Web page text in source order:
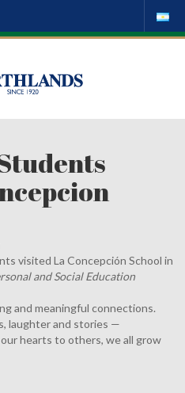
visited La Concepción School in
and Social Education
and meaningful connections.
laughter and stories —
hearts to others, we all grow